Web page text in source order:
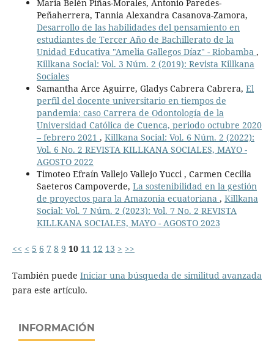
Maria Belén Piñas-Morales, Antonio Paredes-
Peñaherrera, Tannia Alexandra Casanova-Zamora,
Desarrollo de las habilidades del pensamiento en
estudiantes de Tercer Año de Bachillerato de la
Unidad Educativa "Amelia Gallegos Díaz" - Riobamba ,
Killkana Social: Vol. 3 Núm. 2 (2019): Revista Killkana
Sociales
Samantha Arce Aguirre, Gladys Cabrera Cabrera, El
perfil del docente universitario en tiempos de
pandemia: caso Carrera de Odontología de la
Universidad Católica de Cuenca, periodo octubre 2020
– febrero 2021 , Killkana Social: Vol. 6 Núm. 2 (2022):
Vol. 6 No. 2 REVISTA KILLKANA SOCIALES, MAYO -
AGOSTO 2022
Timoteo Efraín Vallejo Vallejo Yucci , Carmen Cecilia
Saeteros Campoverde, La sostenibilidad en la gestión
de proyectos para la Amazonia ecuatoriana , Killkana
Social: Vol. 7 Núm. 2 (2023): Vol. 7 No. 2 REVISTA
KILLKANA SOCIALES, MAYO - AGOSTO 2023
<< < 5 6 7 8 9 10 11 12 13 > >>
También puede Iniciar una búsqueda de similitud avanzada
para este artículo.
INFORMACIÓN